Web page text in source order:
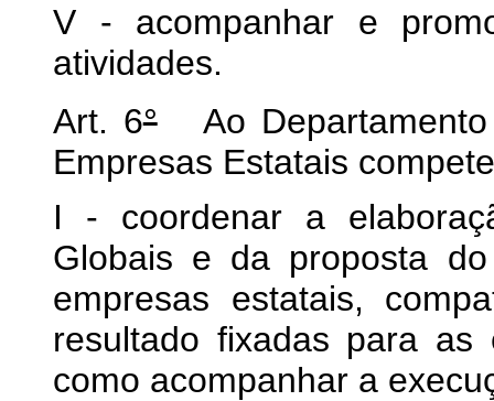
V - acompanhar e
atividades.
Art. 6°Ao Departamento
Empresas Estatais
I - coordenar a
Globais e da proposta
empresas estatais,
resultado fixadas para as
como acompanhar a